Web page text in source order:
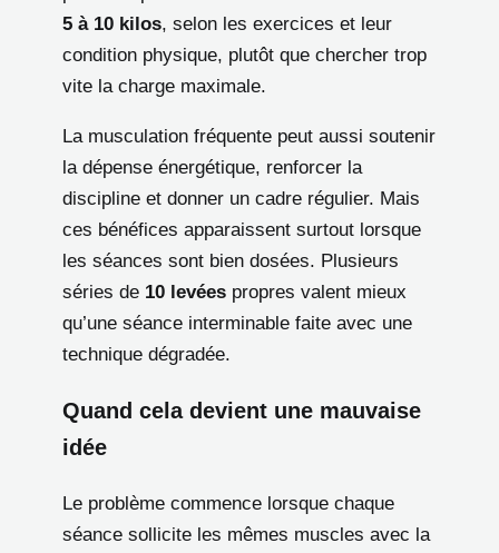
5 à 10 kilos, selon les exercices et leur
condition physique, plutôt que chercher trop
vite la charge maximale.
La musculation fréquente peut aussi soutenir
la dépense énergétique, renforcer la
discipline et donner un cadre régulier. Mais
ces bénéfices apparaissent surtout lorsque
les séances sont bien dosées. Plusieurs
séries de 10 levées propres valent mieux
qu’une séance interminable faite avec une
technique dégradée.
Quand cela devient une mauvaise
idée
Le problème commence lorsque chaque
séance sollicite les mêmes muscles avec la